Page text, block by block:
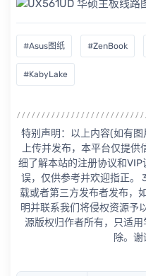
#Asus图纸 #ZenBook
#KabyLake
特别声明：以上内容(如有
上传并发布，本平台仅提
细了解本站的注册协议和
误，仅供参考并欢迎指正。
载或者第三方发布者发布，
明并联系我们将侵权资源予
源版权归作者所有，只适
除。谢